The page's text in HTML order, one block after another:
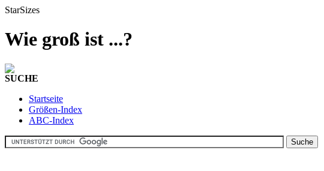
StarSizes
Wie groß ist ...?
SUCHE
Startseite
Größen-Index
ABC-Index